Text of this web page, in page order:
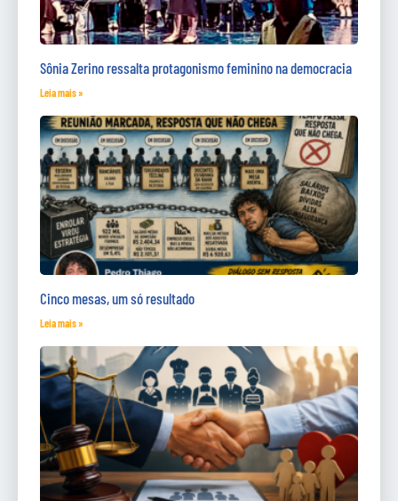
Sônia Zerino ressalta protagonismo feminino na democracia
Leia mais »
Cinco mesas, um só resultado
Leia mais »